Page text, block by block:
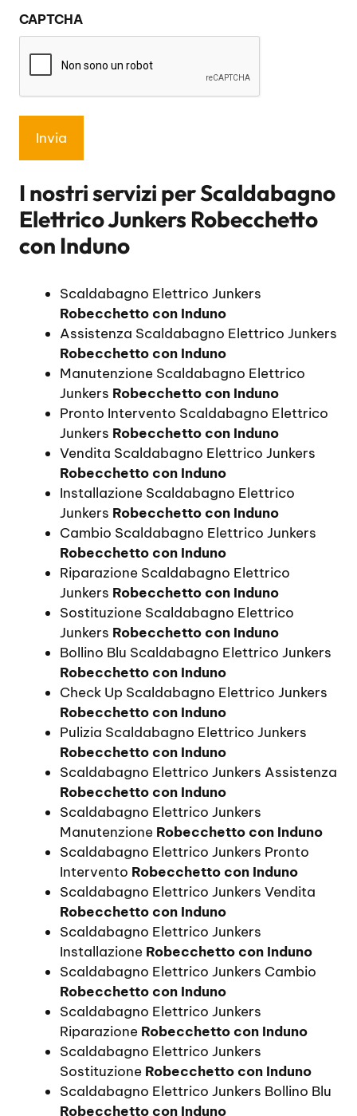
privacy
CAPTCHA
I nostri servizi perScaldabagno
Elettrico Junkers Robecchetto
con Induno
Scaldabagno Elettrico Junkers
Robecchetto con Induno
Assistenza Scaldabagno Elettrico Junkers
Robecchetto con Induno
Manutenzione Scaldabagno Elettrico
Junkers Robecchetto con Induno
Pronto Intervento Scaldabagno Elettrico
Junkers Robecchetto con Induno
Vendita Scaldabagno Elettrico Junkers
Robecchetto con Induno
Installazione Scaldabagno Elettrico
Junkers Robecchetto con Induno
Cambio Scaldabagno Elettrico Junkers
Robecchetto con Induno
Riparazione Scaldabagno Elettrico
Junkers Robecchetto con Induno
Sostituzione Scaldabagno Elettrico
Junkers Robecchetto con Induno
Bollino Blu Scaldabagno Elettrico Junkers
Robecchetto con Induno
Check Up Scaldabagno Elettrico Junkers
Robecchetto con Induno
Pulizia Scaldabagno Elettrico Junkers
Robecchetto con Induno
Scaldabagno Elettrico Junkers Assistenza
Robecchetto con Induno
Scaldabagno Elettrico Junkers
Manutenzione Robecchetto con Induno
Scaldabagno Elettrico Junkers Pronto
Intervento Robecchetto con Induno
Scaldabagno Elettrico Junkers Vendita
Robecchetto con Induno
Scaldabagno Elettrico Junkers
Installazione Robecchetto con Induno
Scaldabagno Elettrico Junkers Cambio
Robecchetto con Induno
Scaldabagno Elettrico Junkers
Riparazione Robecchetto con Induno
Scaldabagno Elettrico Junkers
Sostituzione Robecchetto con Induno
Scaldabagno Elettrico Junkers Bollino Blu
Robecchetto con Induno